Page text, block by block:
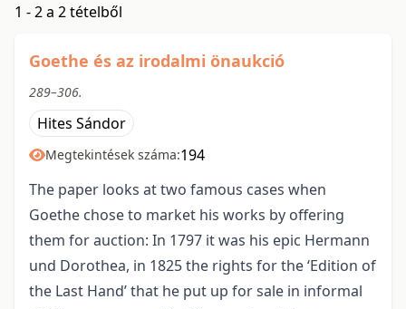
1 - 2 a 2 tételből
Goethe és az irodalmi önaukció
289–306.
Hites Sándor
Megtekintések száma:194
The paper looks at two famous cases when
Goethe chose to market his works by offering
them for auction: In 1797 it was his epic Hermann
und Dorothea, in 1825 the rights for the ‘Edition of
the Last Hand’ that he put up for sale in informal